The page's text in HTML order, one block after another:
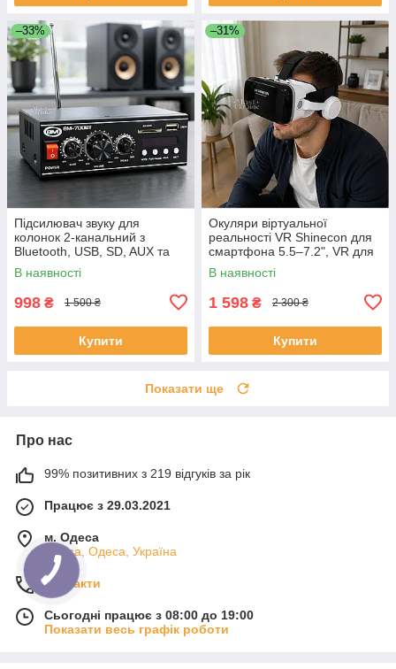
–33%
Підсилювач звуку для
колонок 2-канальний з
Bluetooth, USB, SD, AUX та
FM-радіо, портативний
стереопідсилювач для
В наявності
998 ₴ 1 500 ₴
Купити
–31%
Окуляри віртуальної
реальності VR Shinecon для
смартфона 5.5–7.2", VR для
ігор і відео з навушниками,
JBV-15-White
В наявності
1 598 ₴ 2 300 ₴
Купити
Показати ще
Про нас
99% позитивних з 219 відгуків за рік
Працює з 29.03.2021
м. Одеса
Одеса, Одеса, Україна
Контакти
Сьогодні працює з 08:00 до 19:00
Показати весь графік роботи